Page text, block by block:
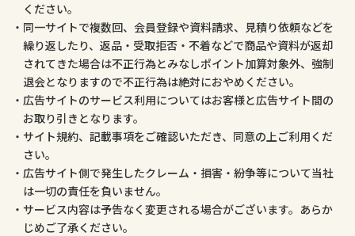
ください。
同一サイトで複数回、会員登録や資料請求、見積り依頼などを
繰り返したり、返品・受取拒否・不着などで商品や資料が返却
されてきた場合は不正行為とみなしポイント加算対象外、強制
退会となりますので不正行為は絶対におやめください。
広告サイトのサービス利用についてはお客様と広告サイト間の
お取り引きとなります。
サイト規約、記載事項をご確認いただき、同意の上ご利用くだ
さい。
広告サイト側で発生したクレーム・損害・紛争等について当社
は一切の責任を負いません。
サービス内容は予告なく変更される場合がございます。あらか
じめご了承ください。